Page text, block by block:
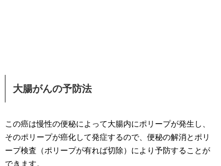
大腸がんの予防法
この癌は慢性の便秘によって大腸内にポリープが発生し、
そのポリープが癌化して発症するので、便秘の解消とポリ
ープ検査（ポリープが有れば切除）により予防することが
できます。